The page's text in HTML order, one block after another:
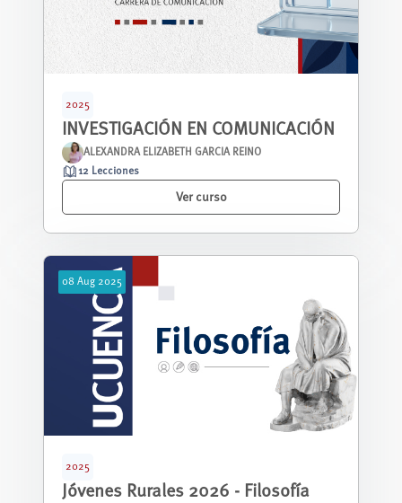
2025
INVESTIGACIÓN EN COMUNICACIÓN
ALEXANDRA ELIZABETH GARCIA REINO
12 Lecciones
Ver curso
08 Aug 2025
2025
Jóvenes Rurales 2026 - Filosofía